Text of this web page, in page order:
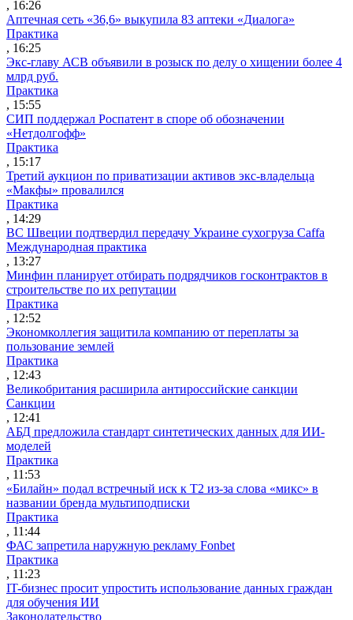
, 16:26
Аптечная сеть «36,6» выкупила 83 аптеки «Диалога»
Практика
, 16:25
Экс-главу АСВ объявили в розыск по делу о хищении более 4
млрд руб.
Практика
, 15:55
СИП поддержал Роспатент в споре об обозначении
«Нетдолгофф»
Практика
, 15:17
Третий аукцион по приватизации активов экс-владельца
«Макфы» провалился
Практика
, 14:29
ВС Швеции подтвердил передачу Украине сухогруза Caffa
Международная практика
, 13:27
Минфин планирует отбирать подрядчиков госконтрактов в
строительстве по их репутации
Практика
, 12:52
Экономколлегия защитила компанию от переплаты за
пользование землей
Практика
, 12:43
Великобритания расширила антироссийские санкции
Санкции
, 12:41
АБД предложила стандарт синтетических данных для ИИ-
моделей
Практика
, 11:53
«Билайн» подал встречный иск к Т2 из-за слова «микс» в
названии бренда мультиподписки
Практика
, 11:44
ФАС запретила наружную рекламу Fonbet
Практика
, 11:23
IT-бизнес просит упростить использование данных граждан
для обучения ИИ
Законодательство